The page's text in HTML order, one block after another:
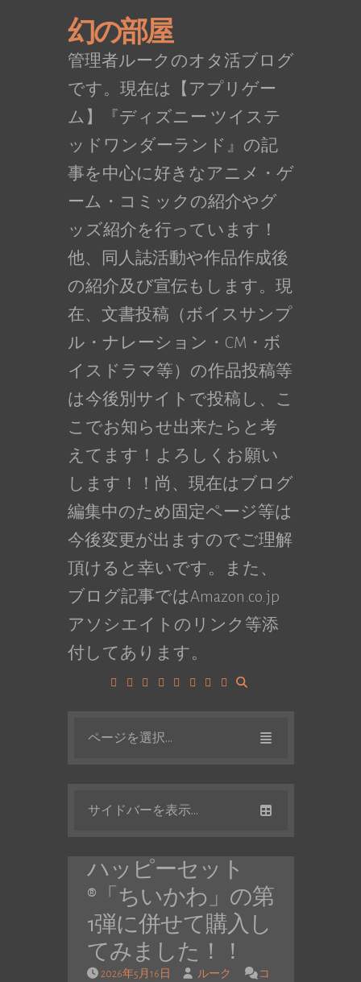
幻の部屋
管理者ルークのオタ活ブログ
です。現在は【アプリゲー
ム】『ディズニー ツイステ
ッドワンダーランド』の記
事を中心に好きなアニメ・ゲ
ーム・コミックの紹介やグ
ッズ紹介を行っています！
他、同人誌活動や作品作成後
の紹介及び宣伝もします。現
在、文書投稿（ボイスサンプ
ル・ナレーション・CM・ボ
イスドラマ等）の作品投稿等
は今後別サイトで投稿し、こ
こでお知らせ出来たらと考
えてます！よろしくお願い
します！！尚、現在はブログ
編集中のため固定ページ等は
今後変更が出ますのでご理解
頂けると幸いです。また、
ブログ記事ではAmazon.co.jp
アソシエイトのリンク等添
付してあります。
ページを選択...
サイドバーを表示...
ハッピーセット
®「ちいかわ」の第
1弾に併せて購入し
てみました！！
2026年5月16日 ルーク
コ